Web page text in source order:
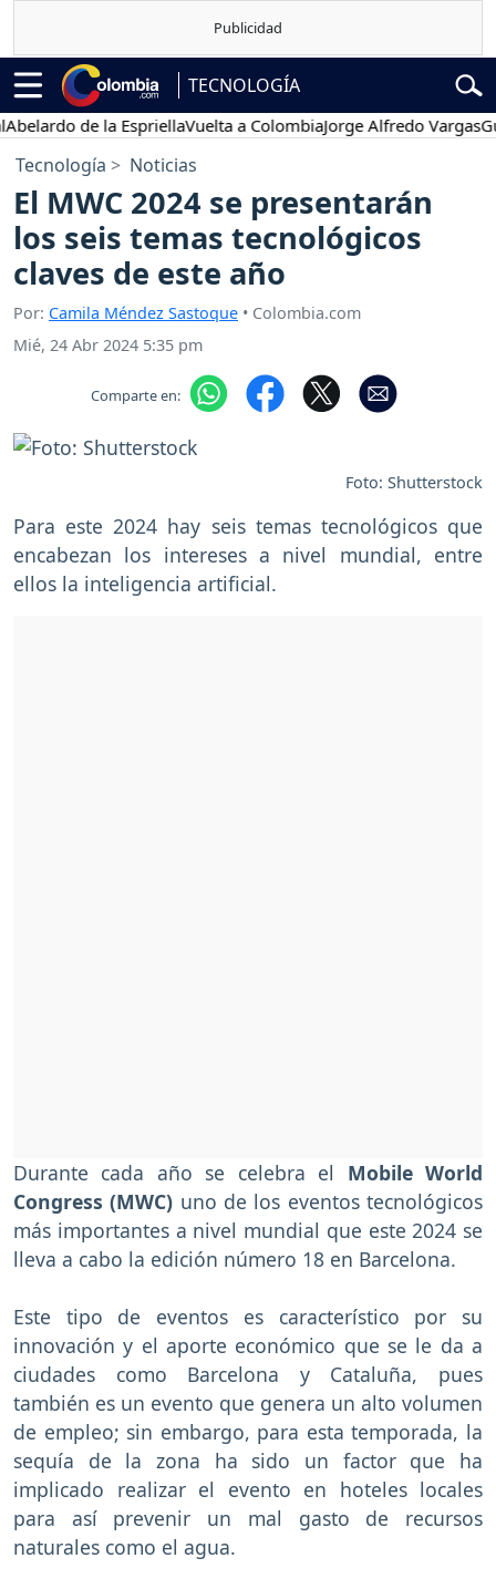
TECNOLOGÍA
de la EspriellaVuelta a ColombiaJorge Alfredo Vargas
Tecnología Noticias
El MWC 2024 se presentarán
los seis temas tecnológicos
claves de este año
Por: Camila Méndez Sastoque • Colombia.com
Mié, 24 Abr 2024 5:35 pm
Comparte en:
Foto: Shutterstock
Para este 2024 hay seis temas tecnológicos que
encabezan los intereses a nivel mundial, entre
ellos la inteligencia artificial.
Durante cada año se celebra el Mobile World
Congress (MWC) uno de los eventos tecnológicos
más importantes a nivel mundial que este 2024 se
lleva a cabo la edición número 18 en Barcelona.
Este tipo de eventos es característico por su
innovación y el aporte económico que se le da a
ciudades como Barcelona y Cataluña, pues
también es un evento que genera un alto volumen
de empleo; sin embargo, para esta temporada, la
sequía de la zona ha sido un factor que ha
implicado realizar el evento en hoteles locales
para así prevenir un mal gasto de recursos
naturales como el agua.